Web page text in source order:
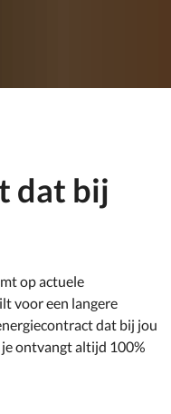
dat bij
op actuele
voor een langere
dat bij jou
ontvangt altijd 100%